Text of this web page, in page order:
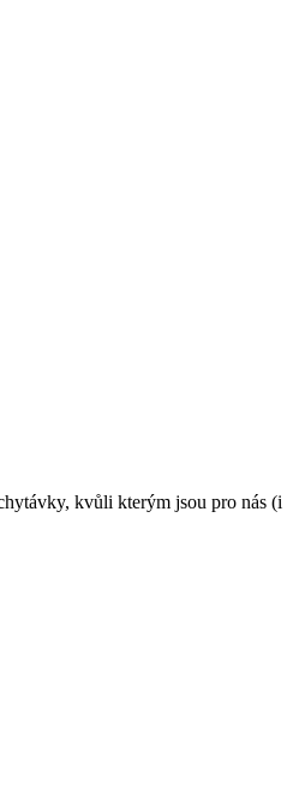
kvůli kterým jsou pro nás (i